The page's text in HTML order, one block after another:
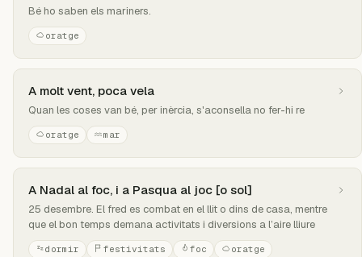
Bé ho saben els mariners.
oratge
A molt vent, poca vela
Quan les coses van bé, per inèrcia, s'aconsella no fer-hi re
oratge mar
A Nadal al foc, i a Pasqua al joc [o sol]
25 desembre. El fred es combat en el llit o dins de casa, mentre
que el bon temps demana activitats i diversions a l’aire lliure
dormir festivitats foc oratge